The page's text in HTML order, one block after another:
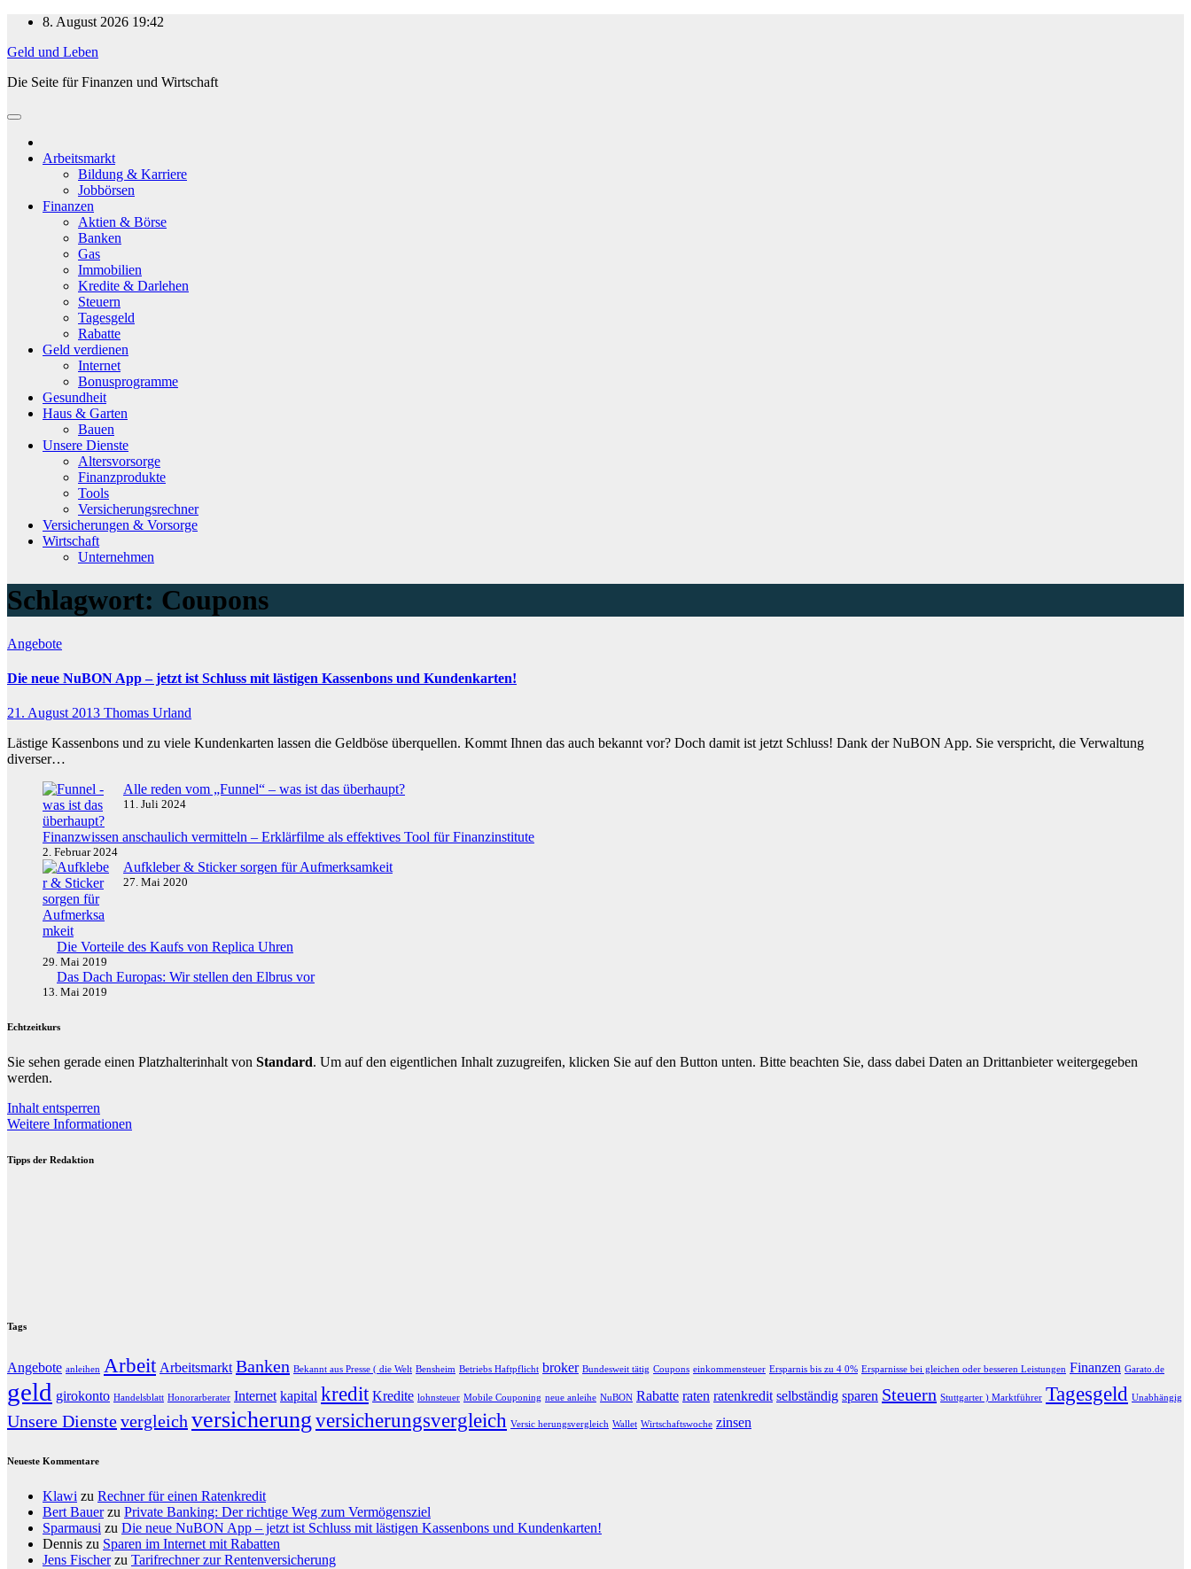
Zum
springen
8. August 2026 19:42
Geld und Leben
Die Seite für Finanzen und Wirtschaft
Arbeitsmarkt
Bildung & Karriere
Jobbörsen
Finanzen
Aktien & Börse
Banken
Gas
Immobilien
Kredite & Darlehen
Steuern
Tagesgeld
Rabatte
Geld verdienen
Internet
Bonusprogramme
Gesundheit
Haus & Garten
Bauen
Unsere Dienste
Altersvorsorge
Finanzprodukte
Tools
Versicherungsrechner
Versicherungen & Vorsorge
Wirtschaft
Unternehmen
Schlagwort: Coupons
Angebote
Die neue NuBON App – jetzt ist Schluss mit lästigen Kassenbons und Kundenkarten!
21. August 2013 Thomas Urland
Lästige Kassenbons und zu viele Kundenkarten lassen die Geldböse überquellen. Kommt Ihnen das auch bekannt vor? Doch damit ist jetzt Schluss! Dank der NuBON App. Sie verspricht, die Verwaltung
diverser…
Alle reden vom „Funnel“ – was ist das überhaupt?
11. Juli 2024
Finanzwissen anschaulich vermitteln – Erklärfilme als effektives Tool für Finanzinstitute
2. Februar 2024
Aufkleber & Sticker sorgen für Aufmerksamkeit
27. Mai 2020
Die Vorteile des Kaufs von Replica Uhren
29. Mai 2019
Das Dach Europas: Wir stellen den Elbrus vor
13. Mai 2019
Echtzeitkurs
Sie sehen gerade einen Platzhalterinhalt von Standard. Um auf den eigentlichen Inhalt zuzugreifen, klicken Sie auf den Button unten. Bitte beachten Sie, dass dabei Daten an Drittanbieter weitergegeben
werden.
Inhalt entsperren
Weitere Informationen
Tipps der Redaktion
Tags
Angebote anleihen Arbeit Arbeitsmarkt Banken Bekannt aus Presse ( die Welt Bensheim Betriebs Haftpflicht broker Bundesweit tätig Coupons einkommensteuer Ersparnis bis zu 4 0% Ersparnisse bei gleichen oder besseren Leistungen Finanzen Garato.de
geld girokonto Handelsblatt Honorarberater Internet kapital kredit Kredite lohnsteuer Mobile Couponing neue anleihe NuBON Rabatte raten ratenkredit selbständig sparen Steuern Stuttgarter ) Marktführer Tagesgeld Unabhängig
Unsere Dienstevergleich versicherungversicherungsvergleich Versic herungsvergleich Wallet Wirtschaftswoche zinsen
Neueste Kommentare
Klawi zu Rechner für einen Ratenkredit
Bert Bauerzu Private Banking: Der richtige Weg zum Vermögensziel
Sparmausi zu Die neue NuBON App – jetzt ist Schluss mit lästigen Kassenbons und Kundenkarten!
Dennis zu Sparen im Internet mit Rabatten
Jens Fischerzu Tarifrechner zur Rentenversicherung